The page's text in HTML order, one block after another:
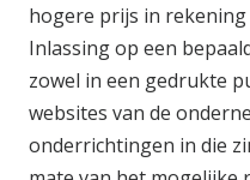
hogere prijs in rekening
Inlassing op een
zowel in een gedrukte
websites van de
onderrichtingen in die